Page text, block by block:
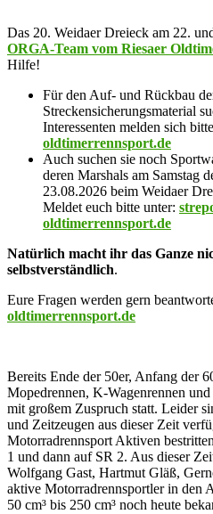
Das 20. Weidaer Dreieck am 22.
ORGA-Team vom Riesaer
Hilfe!
Für den Auf- und Rückbau
Streckensicherungsmaterial
Interessenten melden sich
oldtimerrennsport.de
Auch suchen sie noch
deren Marshals am Samstag
23.08.2026 beim Weidaer
Meldet euch bitte unter:
oldtimerrennsport.de
Natürlich macht ihr das Ganze
selbstverständlich.
Eure Fragen werden gern
oldtimerrennsport.de
Bereits Ende der 50er, Anfang der
Mopedrennen, K-Wagenrennen
mit großem Zuspruch statt. Leider
und Zeitzeugen aus dieser Zeit
Motorradrennsport Aktiven
1 und dann auf SR 2. Aus dieser
Wolfgang Gast, Hartmut Gläß,
aktive Motorradrennsportler in den
50 cm³ bis 250 cm³ noch heute